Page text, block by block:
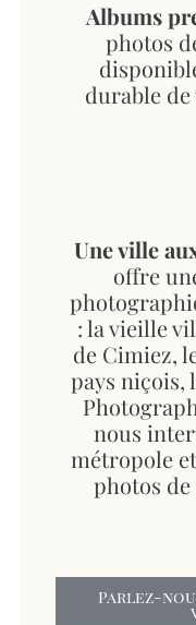
Albums
photos
durable
Une ville
offre
: la vieille
de Cimiez,
pays niçois,
nous
métropole
photos
Parlez-